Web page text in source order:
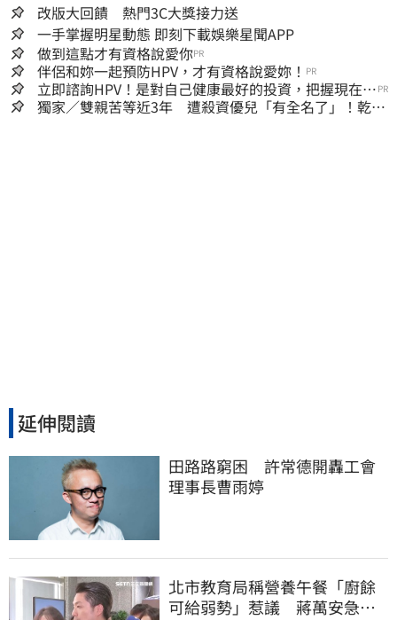
改版大回饋 熱門3C大獎接力送
一手掌握明星動態 即刻下載娛樂星聞APP
做到這點才有資格說愛你PR
伴侶和妳一起預防HPV，才有資格說愛妳！ PR
立即諮詢HPV！是對自己健康最好的投資，把握現在不
嫌晚！
PR
獨家／雙親苦等近3年 遭殺資優兒「有全名了」！乾妹
延伸閱讀
田路路窮困　許常德開轟工會
理事長曹雨婷
北市教育局稱營養午餐「廚餘
可給弱勢」惹議 蔣萬安急